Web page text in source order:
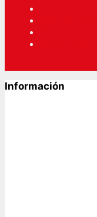
Información